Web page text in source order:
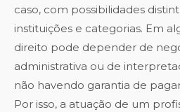
caso, com possibilidades
instituições e categorias. Em
direito pode depender de
administrativa ou de
não havendo garantia de
Por isso, a atuação de um